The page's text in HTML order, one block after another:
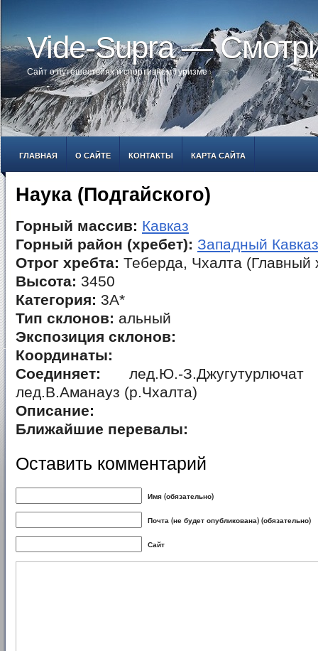
Vide-Supra —
Сайт о путешествиях и спортивном туризме
ГЛАВНАЯ О САЙТЕ КОНТАКТЫ КАРТА САЙТА
Наука (Подгайского)
Горный массив: Кавказ
Горный район (хребет): Западный Кавказ
Отрог хребта: Теберда, Чхалта (Главный
Высота: 3450
Категория: 3А*
Тип склонов: альный
Экспозиция склонов:
Координаты:
Соединяет: лед.Ю.-
лед.В.Аманауз (р.Чхалта)
Описание:
Ближайшие перевалы:
Оставить комментарий
Имя (обязательно)
Почта (не будет опубликована) (обязательно)
Сайт